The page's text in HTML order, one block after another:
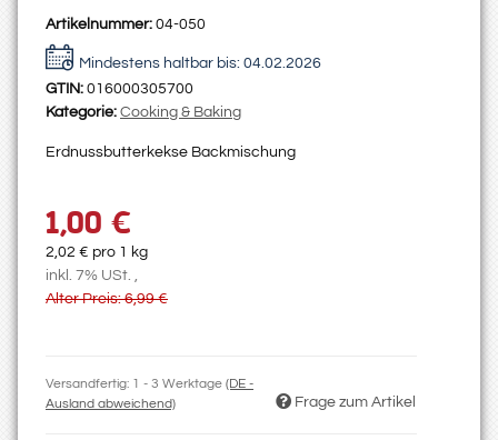
Artikelnummer: 04-050
Mindestens haltbar bis: 04.02.2026
GTIN: 016000305700
Kategorie: Cooking & Baking
Erdnussbutterkekse Backmischung
1,00 €
2,02 € pro 1 kg
inkl. 7% USt. ,
Alter Preis: 6,99 €
Versandfertig: 1 - 3 Werktage (DE -
Ausland abweichend)
Frage zum Artikel